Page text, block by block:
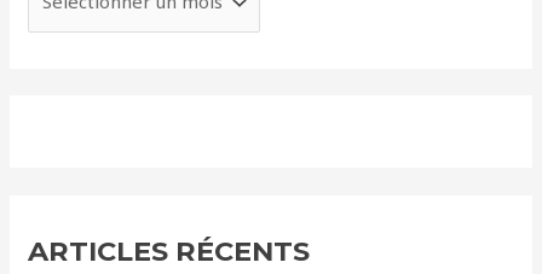
ARTICLES RÉCENTS